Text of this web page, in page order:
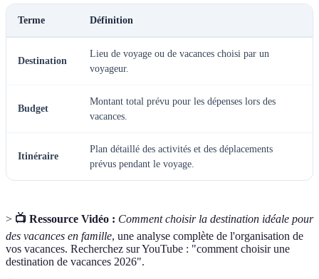
Terme Définition
Destination
Lieu de voyage ou de vacances choisi par un
voyageur.
Budget
Montant total prévu pour les dépenses lors des
vacances.
Itinéraire
Plan détaillé des activités et des déplacements
prévus pendant le voyage.
> 📺 Ressource Vidéo : Comment choisir la destination idéale pour
des vacances en famille, une analyse complète de l'organisation de
vos vacances. Recherchez sur YouTube : "comment choisir une
destination de vacances 2026".